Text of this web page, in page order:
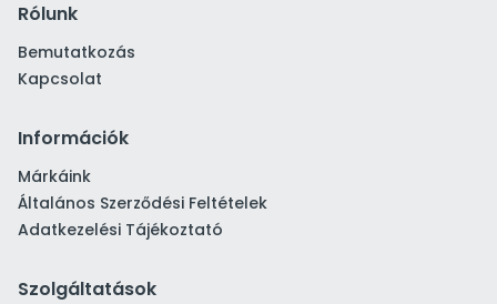
Rólunk
Bemutatkozás
Kapcsolat
Információk
Márkáink
Általános Szerződési Feltételek
Adatkezelési Tájékoztató
Szolgáltatások